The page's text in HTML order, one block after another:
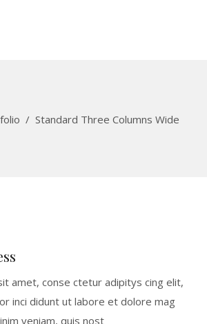
/ Standard Three Columns Wide
amet, conse ctetur adipitys cing elit,
inci didunt ut labore et dolore mag
veniam, quis nost